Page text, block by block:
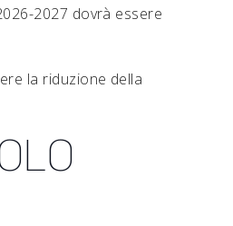
2027 dovrà essere
la riduzione della